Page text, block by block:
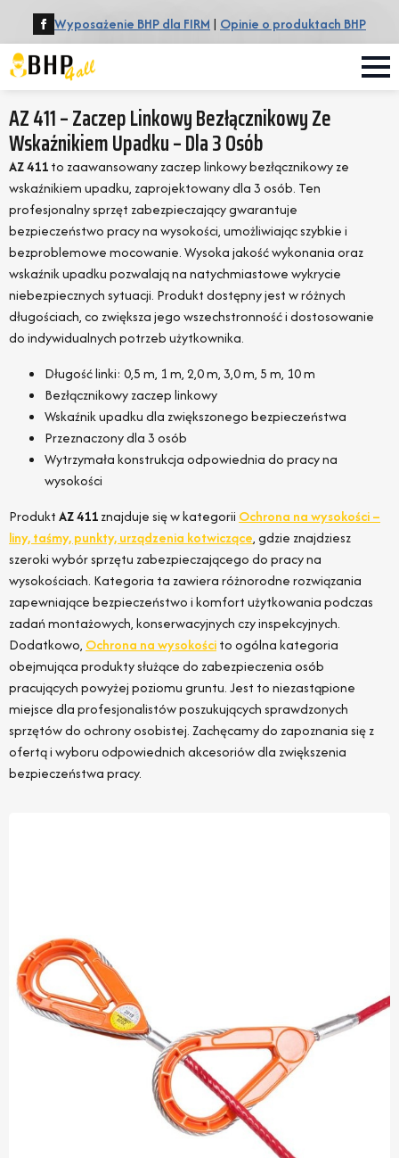
Wyposażenie BHP dla FIRM | Opinie o produktach BHP
AZ 411 – Zaczep Linkowy Bezłącznikowy Ze
Wskaźnikiem Upadku – Dla 3 Osób
AZ 411to zaawansowany zaczep linkowy bezłącznikowy ze
wskaźnikiem upadku, zaprojektowany dla 3 osób. Ten
profesjonalny sprzęt zabezpieczający gwarantuje
bezpieczeństwo pracy na wysokości, umożliwiając szybkie i
bezproblemowe mocowanie. Wysoka jakość wykonania oraz
wskaźnik upadku pozwalają na natychmiastowe wykrycie
niebezpiecznych sytuacji. Produkt dostępny jest w różnych
długościach, co zwiększa jego wszechstronność i dostosowanie
do indywidualnych potrzeb użytkownika.
Długość linki: 0,5 m, 1 m, 2,0 m, 3,0 m, 5 m, 10 m
Bezłącznikowy zaczep linkowy
Wskaźnik upadku dla zwiększonego bezpieczeństwa
Przeznaczony dla 3 osób
Wytrzymała konstrukcja odpowiednia do pracy na
wysokości
ProduktAZ 411znajduje się w kategorii Ochrona na wysokości –
liny, taśmy, punkty, urządzenia kotwiczące, gdzie znajdziesz
szeroki wybór sprzętu zabezpieczającego do pracy na
wysokościach. Kategoria ta zawiera różnorodne rozwiązania
zapewniające bezpieczeństwo i komfort użytkowania podczas
zadań montażowych, konserwacyjnych czy inspekcyjnych.
Dodatkowo, Ochrona na wysokościto ogólna kategoria
obejmująca produkty służące do zabezpieczenia osób
pracujących powyżej poziomu gruntu. Jest to niezastąpione
miejsce dla profesjonalistów poszukujących sprawdzonych
sprzętów do ochrony osobistej. Zachęcamy do zapoznania się z
ofertą i wyboru odpowiednich akcesoriów dla zwiększenia
bezpieczeństwa pracy.